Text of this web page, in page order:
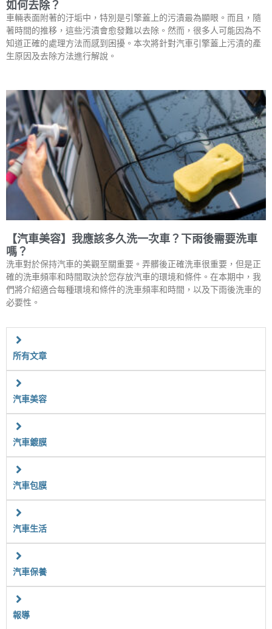
如何去除？
車輛表面附著的汙垢中，特別是引擎蓋上的污漬最為顯眼。而且，隨
著時間的推移，這些污漬會愈發難以去除。然而，很多人可能因為不
知道正確的處理方法而感到困擾。本次將針對汽車引擎蓋上污漬的產
生原因及去除方法進行解說。
【汽車美容】我應該多久洗一次車？下雨後需要洗車
嗎？
洗車對於保持汽車的美觀至關重要。弄髒後正確洗車很重要，但是正
確的洗車頻率和時間取決於您存放汽車的環境和條件。在本期中，我
們將介紹適合每種環境和條件的洗車頻率和時間，以及下雨後洗車的
必要性。
所有文章
汽車美容
汽車鍍膜
汽車包膜
汽車生活
汽車保養
報導